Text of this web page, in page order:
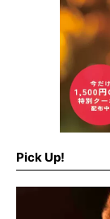
Pick Up!